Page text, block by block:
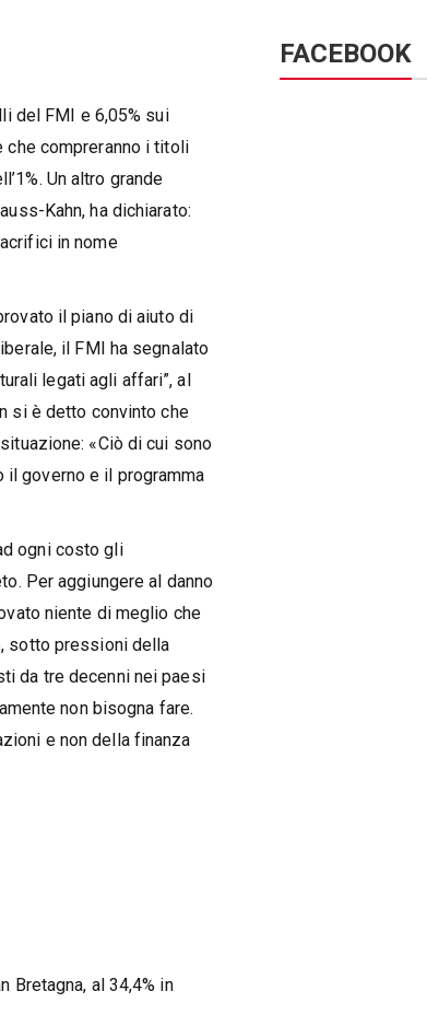
del FMI e 6,05% sui
che compreranno i titoli
Un altro grande
Kahn, ha dichiarato:
in nome
il piano di aiuto di
il FMI ha segnalato
legati agli affari”, al
si è detto convinto che
«Ciò di cui sono
il governo e il programma
ogni costo gli
Per aggiungere al danno
niente di meglio che
sotto pressioni della
da tre decenni nei paesi
non bisogna fare.
e non della finanza
Bretagna, al 34,4% in
FACEBOOK